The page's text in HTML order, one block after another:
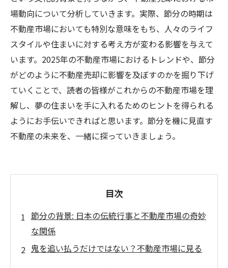
場動向について分析していきます。実際、節分の時期は
不動産市場においても特別な意味をもち、人々のライフ
スタイルや住まいに対する考え方が変わる影響を与えて
います。2025年の不動産市場におけるトレンドや、節分
がどのように不動産売却に影響を及ぼすのかを掘り下げ
ていくことで、読者の皆様がこれからの不動産市場を理
解し、夢の住まいを手に入れるためのヒントを得られる
ようにお手伝いできればと思います。節分を機に見直す
不動産の未来を、一緒に探っていきましょう。
目次
節分の背景: 日本の伝統行事と不動産市場の奇妙
な関係
鬼を追い払うだけではない？不動産市場に見る